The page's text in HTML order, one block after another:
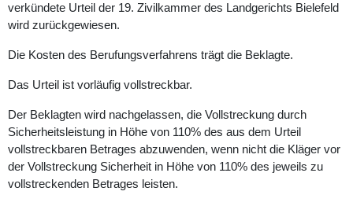
verkündete Urteil der 19. Zivilkammer des Landgerichts Bielefeld
wird zurückgewiesen.
Die Kosten des Berufungsverfahrens trägt die Beklagte.
Das Urteil ist vorläufig vollstreckbar.
Der Beklagten wird nachgelassen, die Vollstreckung durch
Sicherheitsleistung in Höhe von 110% des aus dem Urteil
vollstreckbaren Betrages abzuwenden, wenn nicht die Kläger vor
der Vollstreckung Sicherheit in Höhe von 110% des jeweils zu
vollstreckenden Betrages leisten.